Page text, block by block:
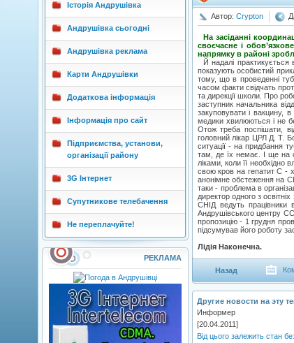
Історія Андрушівка
Андрушівка сьогодні
Андрушівка реклама
Карти Андрушівки
Додаткова інформація
Інформація про сайт
Підприємства, установи,
організації району
3G Інтернет
Супутникове телебачення
Не переплачуйте!
РЕКЛАМА
Автор: Crypton
На засіданні
своєчасне і
напрямку в районі
Й надалі практикується
показують особистий
тому, що в проведенні
часом факти свідчать
та дирекції школи. Про
заступник начальника
закуповувати і вакцину,
медики хвилюються і не
Отож треба поспішати,
головний лікар ЦРЛ Д. Т.
ситуації - на придбання
там, де їх немає. І ще на
ліками, коли її
свою кров на гепатит С -
анонімне обстеження на
таки - проблема в
директор одного з
СНІД ведуть працівники
Андрушівського центру
пропозицію - 1 грудня
підсумував його роботу
Лідія Наконечна.
Назад
Другие новости на эту
Информер
[20.04.2011]
Від цього залежить стан